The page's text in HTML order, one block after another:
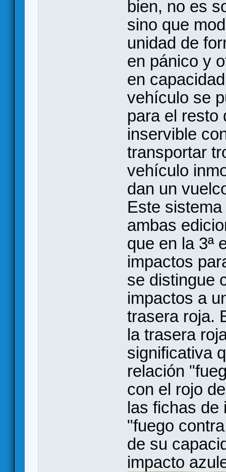
bien, no es
sino que
unidad de
en pánico y
en
vehículo se
para el resto
inservible
transportar
vehículo
dan un
Este
ambas
que en la 3ª
impactos
se distingue
impactos a
trasera roja.
la trasera
significativa
relación
con el rojo
las fichas de
"fuego
de su
impacto